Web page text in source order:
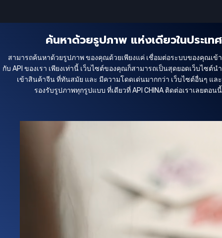
ค้นหาด้วยรูปภาพ แห่งเดียวในประเทศ
สามารถค้นหาด้วยรูปภาพ ของคุณด้วยเพียงแค่ เชื่อมต่อระบบของคุณเข้า
กับ API ของเรา เพียงเท่านี้ เว็บไซต์ของคุณก็สามารถเป็นสุดยอดเว็บไซต์นำ
เข้าสินค้าจีน ที่ทันสมัย และ มีความโดดเด่นมากกว่า เว็บไซต์อื่นๆ และ
รองรับรูปภาพทุกรูปแบบ ที่เดียวที่ API CHINA ติดต่อเราเลยตอนนี้